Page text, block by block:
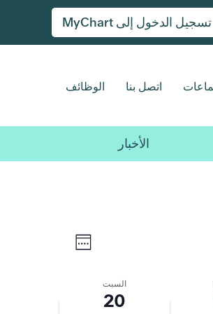
تسجيل الدخول إلى MyChart
اتصل بنا الوظائف
الأخبار
التنقل
الحدث
الأسبوع
السبت
20
السبت،
سبتمبر
لا
في
اليوم.